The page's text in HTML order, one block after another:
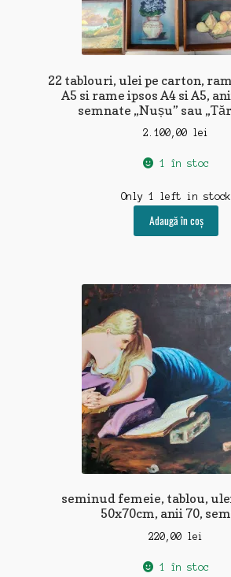
22 tablouri, ulei pe carton,
A5 si rame ipsos A4 si A5,
semnate „Nușu” sau
2.100,00 lei
1 în stoc
Only 1 left in stock
Adaugă în coș
seminud femeie, tablou,
50x70cm, anii 70,
220,00 lei
1 în stoc